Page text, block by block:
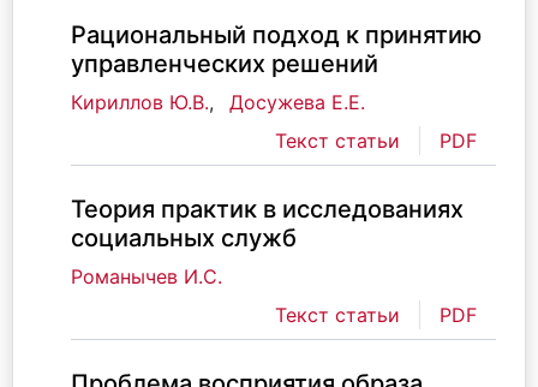
Рациональный подход к принятию
управленческих решений
Кириллов Ю.В.,
Досужева Е.Е.
Текст статьи
PDF
Теория практик в исследованиях
социальных служб
Романычев И.С.
Текст статьи
PDF